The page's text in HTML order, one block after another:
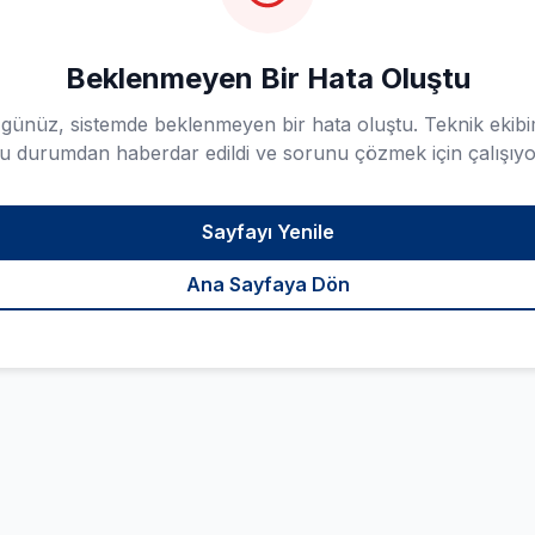
Beklenmeyen Bir Hata Oluştu
sistemde beklenmeyen bir hata oluştu. Teknik
durumdan haberdar edildi ve sorunu çözmek için
Sayfayı Yenile
Ana Sayfaya Dön